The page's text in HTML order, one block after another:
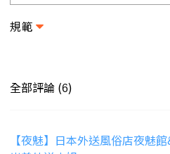
規範
全部評論 (6)
【夜魅】日本外送風俗店夜魅